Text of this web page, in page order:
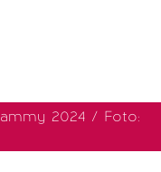
2024 / Foto: